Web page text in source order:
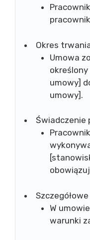
Okres
Umowa
umowy]
umowy].
Świadczenie
W
warunki